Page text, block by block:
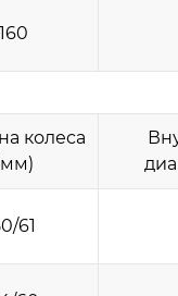
160
колеса
61